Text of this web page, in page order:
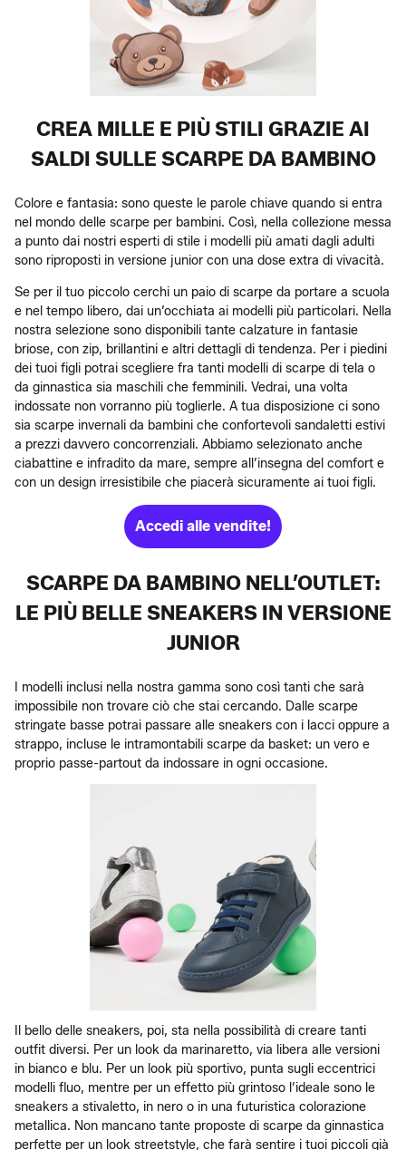
CREA MILLE E PIÙ STILI GRAZIE AI
SALDI SULLE SCARPE DA BAMBINO
Colore e fantasia: sono queste le parole chiave quando si entra
nel mondo delle scarpe per bambini. Così, nella collezione messa
a punto dai nostri esperti di stile i modelli più amati dagli adulti
sono riproposti in versione junior con una dose extra di vivacità.
Se per il tuo piccolo cerchi un paio di scarpe da portare a scuola
e nel tempo libero, dai un’occhiata ai modelli più particolari. Nella
nostra selezione sono disponibili tante calzature in fantasie
briose, con zip, brillantini e altri dettagli di tendenza. Per i piedini
dei tuoi figli potrai scegliere fra tanti modelli di scarpe di tela o
da ginnastica sia maschili che femminili. Vedrai, una volta
indossate non vorranno più toglierle. A tua disposizione ci sono
sia scarpe invernali da bambini che confortevoli sandaletti estivi
a prezzi davvero concorrenziali. Abbiamo selezionato anche
ciabattine e infradito da mare, sempre all’insegna del comfort e
con un design irresistibile che piacerà sicuramente ai tuoi figli.
Accedi alle vendite!
SCARPE DA BAMBINO NELL’OUTLET:
LE PIÙ BELLE SNEAKERS IN VERSIONE
JUNIOR
I modelli inclusi nella nostra gamma sono così tanti che sarà
impossibile non trovare ciò che stai cercando. Dalle scarpe
stringate basse potrai passare alle sneakers con i lacci oppure a
strappo, incluse le intramontabili scarpe da basket: un vero e
proprio passe-partout da indossare in ogni occasione.
Il bello delle sneakers, poi, sta nella possibilità di creare tanti
outfit diversi. Per un look da marinaretto, via libera alle versioni
in bianco e blu. Per un look più sportivo, punta sugli eccentrici
modelli fluo, mentre per un effetto più grintoso l’ideale sono le
sneakers a stivaletto, in nero o in una futuristica colorazione
metallica. Non mancano tante proposte di scarpe da ginnastica
perfette per un look streetstyle, che farà sentire i tuoi piccoli già